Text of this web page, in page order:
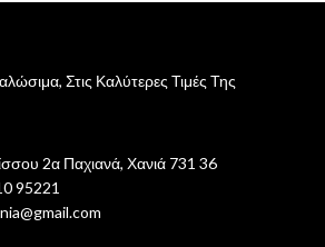
Στις Καλύτερες Τιμές Της
2α Παχιανά, Χανιά 731 36
95221